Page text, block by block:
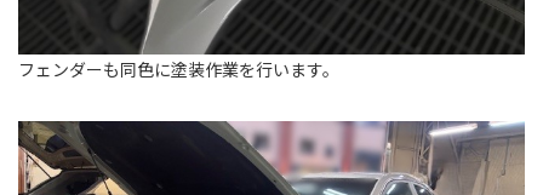
フェンダーも同色に塗装作業を行います。